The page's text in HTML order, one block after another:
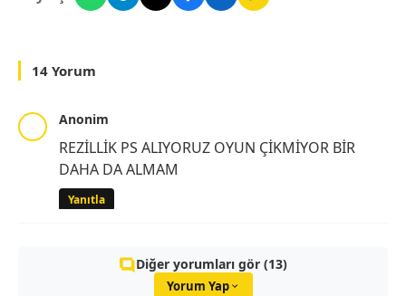
14 Yorum
Anonim
REZİLLİK PS ALIYORUZ OYUN ÇİKMİYOR BİR
DAHA DA ALMAM
Yanıtla
Diğer yorumları gör (13)
Yorum Yap